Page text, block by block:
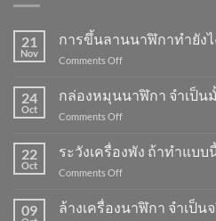
21
Nov
การขึ้นลานนาฬิกาทำยังไ
Comments Offon
ลาน
นาฬิกา
ยัง
24
Oct
กล่องหมุนนาฬิกา จำเป็น
Comments Offon
หมุน
นาฬิกา
จำเป็น
!?
22
Oct
ระวังเครื่องพัง ถ้าทำแบบ
Comments Offon
เครื่อง
พัง
09 ล้างเครื่องนาฬิกา จำเป็น